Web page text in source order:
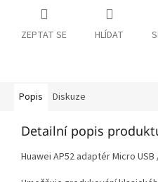
ZEPTAT SE HLÍDAT
Popis Diskuze
Detailní popis
Huawei AP52 adaptér Micro USB